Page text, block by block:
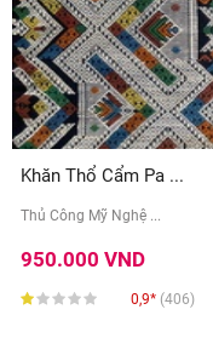
Khăn Thổ Cẩm Pa ...
Thủ Công Mỹ Nghệ ...
950.000 VND
0,9* (406)